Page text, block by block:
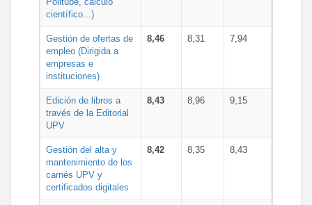
científico...)
Gestión de ofertas de
empleo (Dirigida a
empresas e
instituciones)
8,46 8,31 7,94
Edición de libros a
través de la Editorial
UPV
8,43 8,96 9,15
Gestión del alta y
mantenimiento de los
carnés UPV y
certificados digitales
8,42 8,35 8,43